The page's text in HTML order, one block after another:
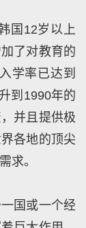
国12岁以上
了对教育的
学率已达到
到1990年的
并且提供极
各地的顶尖
求。
国或一个经